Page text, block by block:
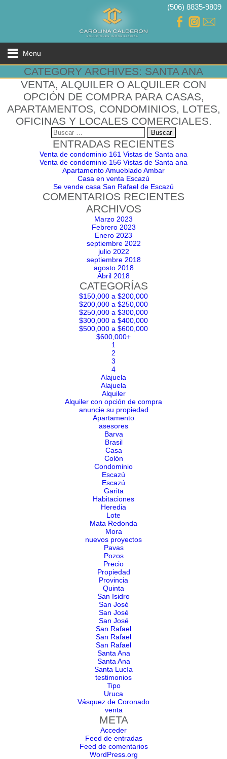
(506) 8835-9809
Menu
CATEGORY ARCHIVES: SANTA ANA
VENTA, ALQUILER O ALQUILER CON
OPCIÓN DE COMPRA PARA CASAS,
APARTAMENTOS, CONDOMINIOS, LOTES,
OFICINAS Y LOCALES COMERCIALES.
Buscar:
ENTRADAS RECIENTES
Venta de condominio 161 Vistas de Santa ana
Venta de condominio 156 Vistas de Santa ana
Apartamento Amueblado Ambar
Casa en venta Escazú
Se vende casa San Rafael de Escazú
COMENTARIOS RECIENTES
ARCHIVOS
Marzo 2023
Febrero 2023
Enero 2023
septiembre 2022
julio 2022
septiembre 2018
agosto 2018
Abril 2018
CATEGORÍAS
$150,000 a $200,000
$200,000 a $250,000
$250,000 a $300,000
$300,000 a $400,000
$500,000 a $600,000
$600,000+
1
2
3
4
Alajuela
Alajuela
Alquiler
Alquiler con opción de compra
anuncie su propiedad
Apartamento
asesores
Barva
Brasil
Casa
Colón
Condominio
Escazú
Escazú
Garita
Habitaciones
Heredia
Lote
Mata Redonda
Mora
nuevos proyectos
Pavas
Pozos
Precio
Propiedad
Provincia
Quinta
San Isidro
San José
San José
San José
San Rafael
San Rafael
San Rafael
Santa Ana
Santa Ana
Santa Lucía
testimonios
Tipo
Uruca
Vásquez de Coronado
venta
META
Acceder
Feed de entradas
Feed de comentarios
WordPress.org